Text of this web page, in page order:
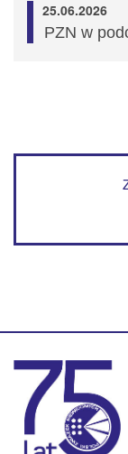
25.06.2026
PZN w